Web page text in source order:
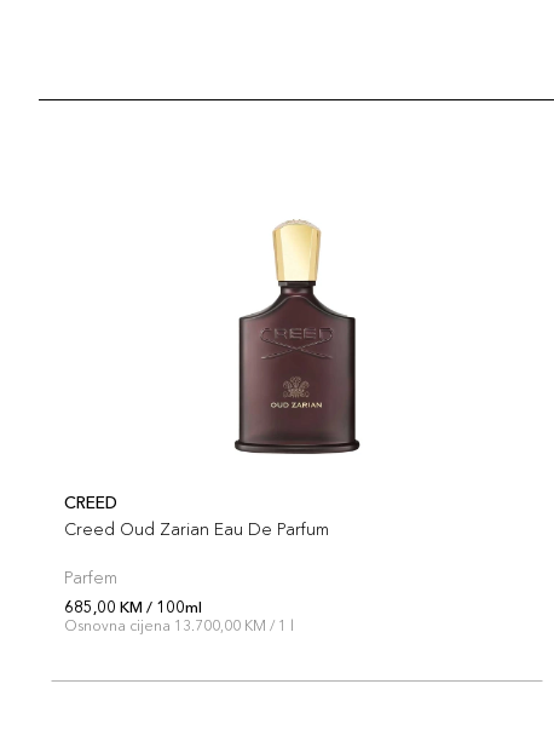
CREED
Creed Oud Zarian Eau De Parfum
Parfem
685,00 KM / 100ml
Osnovna cijena 13.700,00 KM / 1 l